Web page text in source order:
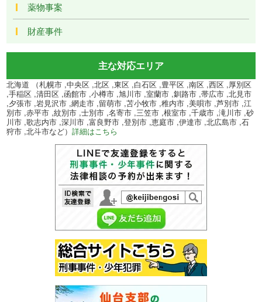
薬物事案
財産事件
主な対応エリア
北海道 （札幌市 ,中央区 ,北区 ,東区 ,白石区 ,豊平区 ,南区 ,西区 ,厚別区
,手稲区 ,清田区 ,函館市 ,小樽市 ,旭川市 ,室蘭市 ,釧路市 ,帯広市 ,北見市
,夕張市 ,岩見沢市 ,網走市 ,留萌市 ,苫小牧市 ,稚内市 ,美唄市 ,芦別市 ,江
別市 ,赤平市 ,紋別市 ,士別市 ,名寄市 ,三笠市 ,根室市 ,千歳市 ,滝川市 ,砂
川市 ,歌志内市 ,深川市 ,富良野市 ,登別市 ,恵庭市 ,伊達市 ,北広島市 ,石
狩市 ,北斗市など）詳細はこちら